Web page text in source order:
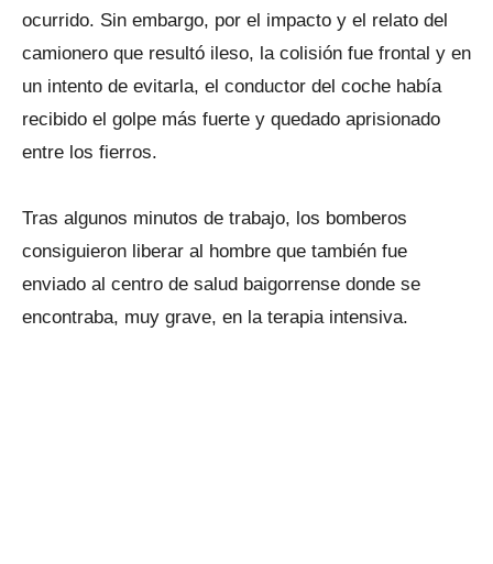
ocurrido. Sin embargo, por el impacto y el relato del
camionero que resultó ileso, la colisión fue frontal y en
un intento de evitarla, el conductor del coche había
recibido el golpe más fuerte y quedado aprisionado
entre los fierros.
Tras algunos minutos de trabajo, los bomberos
consiguieron liberar al hombre que también fue
enviado al centro de salud baigorrense donde se
encontraba, muy grave, en la terapia intensiva.